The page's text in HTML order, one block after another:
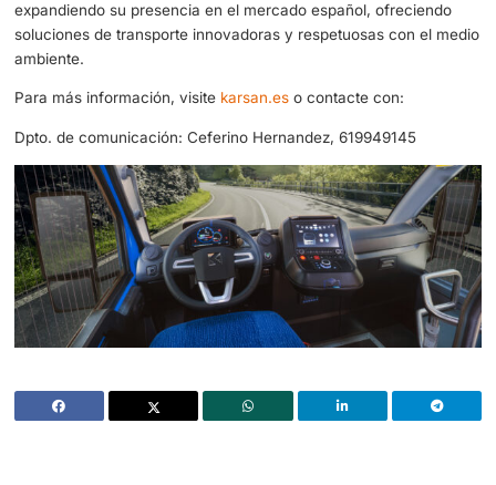
eléctricos, habiendo vendido entregado ya más de 30
en España en los últimos tres años. La compañía ha
actor clave en la industria del transporte limpio.
Sobre Karsan:
Karsan es un fabricante turco con más de cinco
experiencia en la fabricación de autobuses, automóviles
componentes. En las últimas dos décadas, Karsan ha
aprovechado su know-how para desarrollar su propia
autobuses, incluyendo modelos eléctricos, híbridos y
expandiendo su presencia en el mercado español,
soluciones de transporte innovadoras y respetuosas con